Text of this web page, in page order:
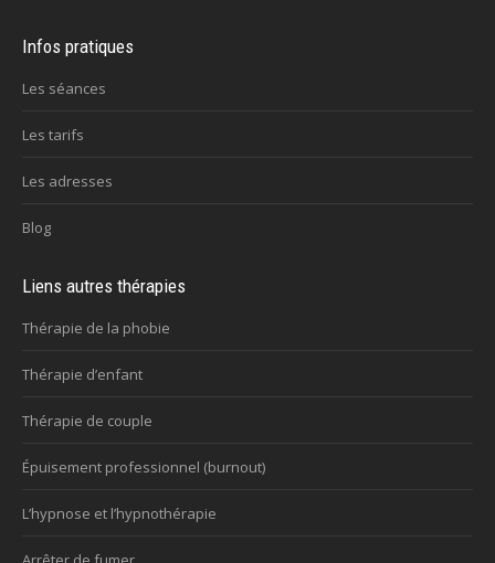
Infos pratiques
Les séances
Les tarifs
Les adresses
Blog
Liens autres thérapies
Thérapie de la phobie
Thérapie d’enfant
Thérapie de couple
Épuisement professionnel (burnout)
L’hypnose et l’hypnothérapie